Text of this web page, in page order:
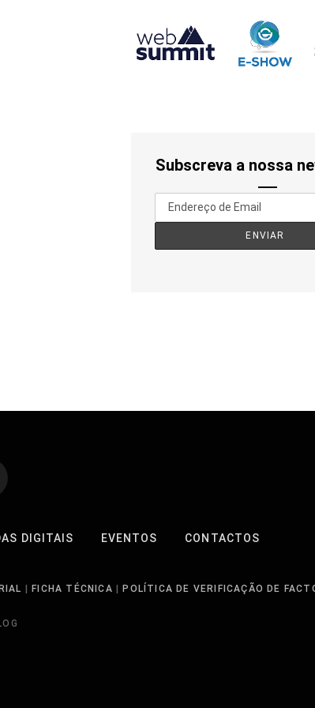
Subscreva a nossa
DIGITAIS EVENTOS CONTACTOS
FICHA TÉCNICA
POLÍTICA DE VERIFICAÇÃO DE